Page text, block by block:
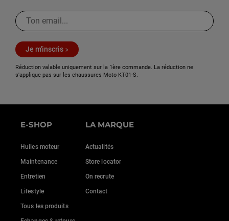
Je m'inscris
Réduction valable uniquement sur la 1ère commande. La réduction ne
s'applique pas sur les chaussures Moto KT01-S.
E-SHOP
Huiles moteur
Maintenance
Entretien
Lifestyle
Tous les produits
LA MARQUE
Actualités
Store locator
On recrute
Contact